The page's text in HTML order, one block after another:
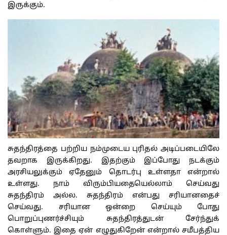
இருக்கும்.
சுதந்திரத்தை பற்றிய நம்முடைய புரிதல் அடிப்படையிலே
தவறாக இருக்கிறது. இதற்கும் இப்போது நடக்கும்
அரசியலுக்கும் ஏதேனும் தொடர்பு உள்ளதா என்றால்
உள்ளது. நாம் விரும்பியதையெல்லாம் செய்வது
சுதந்திரம் அல்ல. சுதந்திரம் என்பது சரியானதைச்
செய்வது. சரியான ஒன்றை செய்யும் போது
பொறுப்புணர்ச்சியும் சுதந்திரத்துடன் சேர்ந்துக்
கொள்ளும். இதை ஏன் எழுதுகிறேன் என்றால் சமீபத்திய